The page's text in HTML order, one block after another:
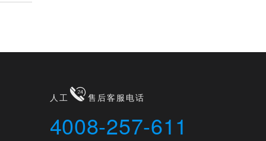
人工 售后客服电话
4008-257-611